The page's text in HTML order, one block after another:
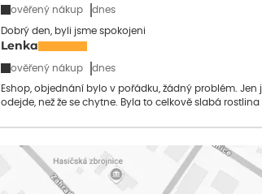
ověřený nákup dnes
Dobrý den, byli jsme spokojeni
Lenka
ověřený nákup dnes
Eshop, objednání bylo v pořádku, žádný problém.
odejde, než že se chytne. Byla to celkově slabá